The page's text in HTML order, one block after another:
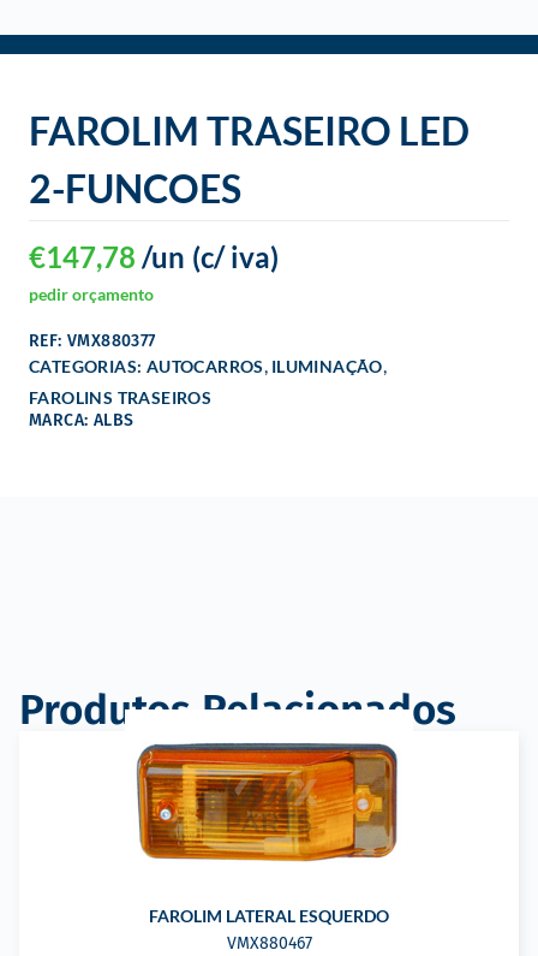
FAROLIM TRASEIRO LED
2-FUNCOES
€147,78 (c/ iva)
/un
pedir orçamento
REF: VMX880377
CATEGORIAS: AUTOCARROS, ILUMINAÇÃO,
FAROLINS TRASEIROS
MARCA: ALBS
Produtos Relacionados
FAROLIM LATERAL ESQUERDO
VMX880467